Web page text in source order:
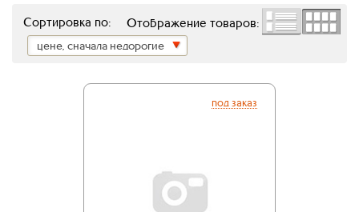
Отображение товаров:
Сортировка по:
цене, сначала недорогие
под заказ